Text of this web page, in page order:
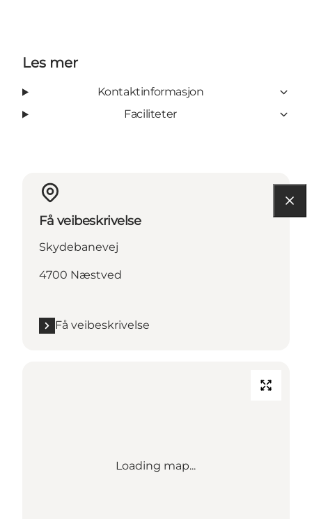
Les mer
Kontaktinformasjon
Faciliteter
Få veibeskrivelse
Skydebanevej
4700 Næstved
Få veibeskrivelse
Loading map...